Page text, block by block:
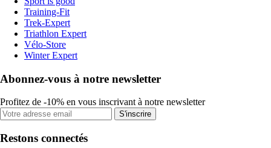
Training-Fit
Trek-Expert
Triathlon Expert
Vélo-Store
Winter Expert
Abonnez-vous à notre newsletter
Profitez de -10% en vous inscrivant à notre newsletter
S'inscrire
Restons connectés